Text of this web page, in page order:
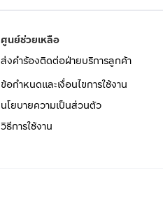
ศูนย์ช่วยเหลือ
ส่งคำร้องติดต่อฝ่ายบริการลูกค้า
ข้อกำหนดและเงื่อนไขการใช้งาน
นโยบายความเป็นส่วนตัว
วิธีการใช้งาน